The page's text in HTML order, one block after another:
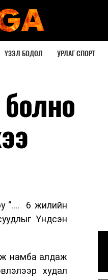
ҮЗЭЛ БОДОЛ УРЛАГ СПОРТ
“.... 6 жилийн
Үндсэн
намба алдаж
худал